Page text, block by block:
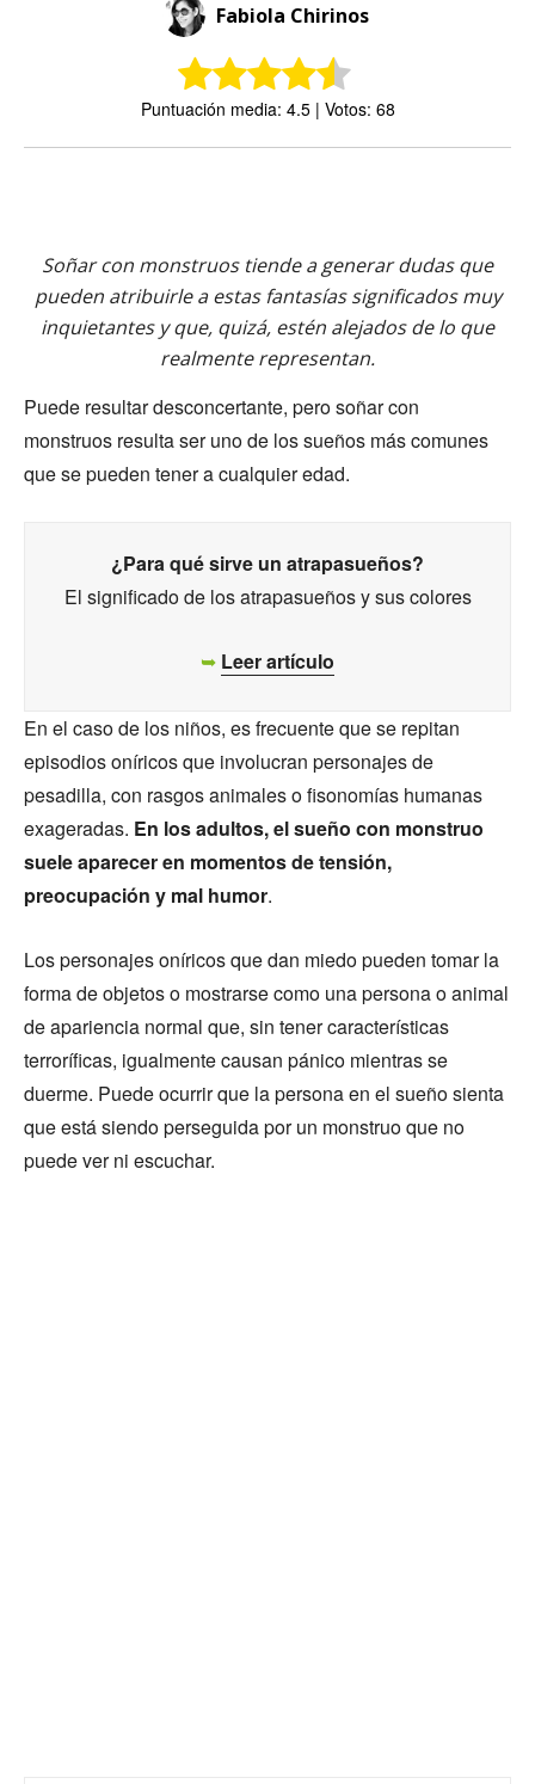
Fabiola Chirinos
Puntuación media: 4.5 | Votos: 68
Soñar con monstruos tiende a generar dudas que
pueden atribuirle a estas fantasías significados muy
inquietantes y que, quizá, estén alejados de lo que
realmente representan.
Puede resultar desconcertante, pero soñar con
monstruos resulta ser uno de los sueños más comunes
que se pueden tener a cualquier edad.
¿Para qué sirve un atrapasueños?
El significado de los atrapasueños y sus colores
➥ Leer artículo
En el caso de los niños, es frecuente que se repitan
episodios oníricos que involucran personajes de
pesadilla, con rasgos animales o fisonomías humanas
exageradas. En los adultos, el sueño con monstruo
suele aparecer en momentos de tensión,
preocupación y mal humor.
Los personajes oníricos que dan miedo pueden tomar la
forma de objetos o mostrarse como una persona o animal
de apariencia normal que, sin tener características
terroríficas, igualmente causan pánico mientras se
duerme. Puede ocurrir que la persona en el sueño sienta
que está siendo perseguida por un monstruo que no
puede ver ni escuchar.